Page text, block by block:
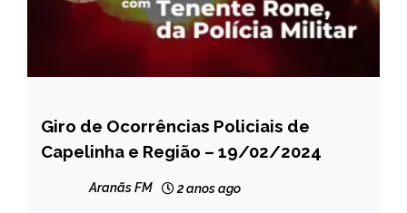
CAPELINHA
MINAS
Giro de Ocorrências Policiais de
Capelinha e Região – 19/02/2024
Aranãs FM 2 anos ago